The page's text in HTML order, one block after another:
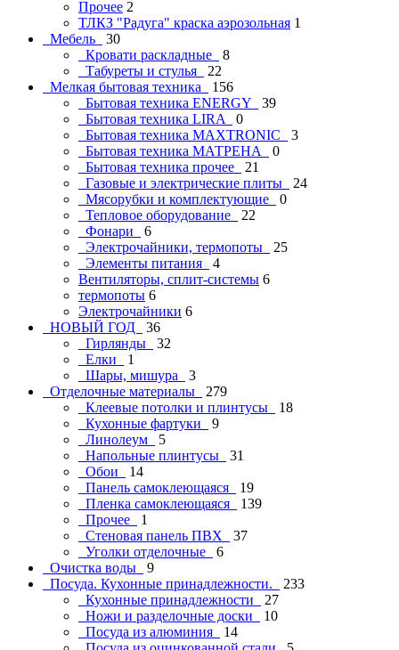
Прочее 2
ТЛКЗ "Радуга" краска аэрозольная 1
Мебель
30
Кровати раскладные
8
Табуреты и стулья
22
Мелкая бытовая техника
156
Бытовая техника ENERGY
39
Бытовая техника LIRA
0
Бытовая техника MAXTRONIC
3
Бытовая техника МАТРЕНА
0
Бытовая техника прочее
21
Газовые и электрические плиты
24
Мясорубки и комплектующие
0
Тепловое оборудование
22
Фонари
6
Электрочайники, термопоты
25
Элементы питания
4
Вентиляторы, сплит-системы 6
термопоты 6
Электрочайники 6
НОВЫЙ ГОД
36
Гирлянды
32
Елки
1
Шары, мишура
3
Отделочные материалы
279
Клеевые потолки и плинтусы
18
Кухонные фартуки
9
Линолеум
5
Напольные плинтусы
31
Обои
14
Панель самоклеющаяся
19
Пленка самоклеющаяся
139
Прочее
1
Стеновая панель ПВХ
37
Уголки отделочные
6
Очистка воды
9
Посуда. Кухонные принадлежности.
233
Кухонные принадлежности
27
Ножи и разделочные доски
10
Посуда из алюминия
14